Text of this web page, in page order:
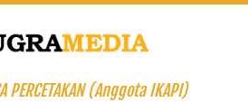
PERCETAKAN (Anggota IKAPI)